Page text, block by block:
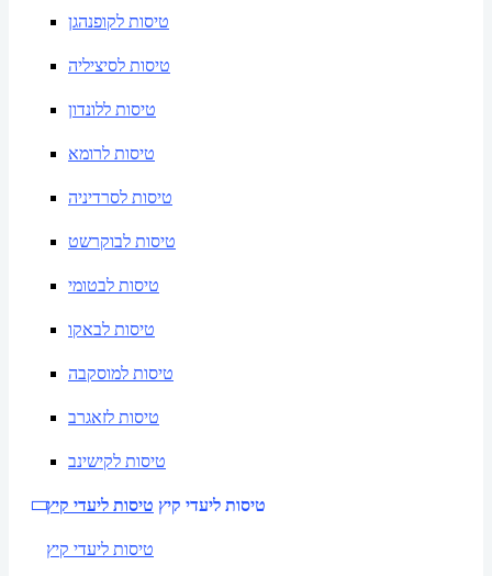
טיסות לקופנהגן
טיסות לסיציליה
טיסות ללונדון
טיסות לרומא
טיסות לסרדיניה
טיסות לבוקרשט
טיסות לבטומי
טיסות לבאקו
טיסות למוסקבה
טיסות לזאגרב
טיסות לקישינב
טיסות ליעדי קיץ טיסות ליעדי קיץ
טיסות ליעדי קיץ